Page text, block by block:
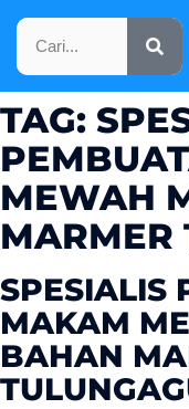
TAG:
MEWAH
MARMER
SPESIALIS
MAKAM
BAHAN